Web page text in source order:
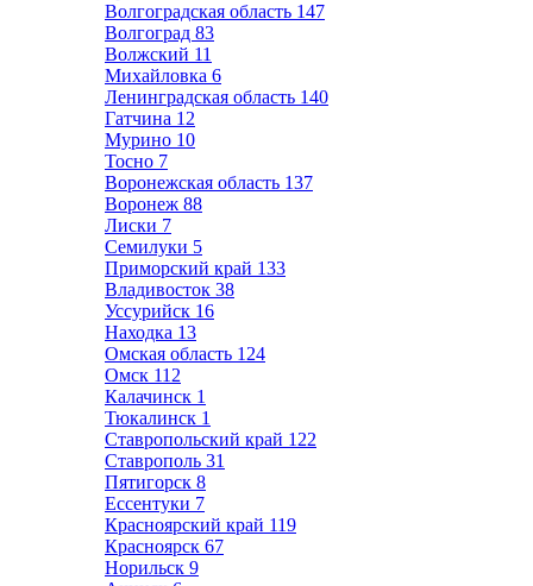
Волгоградская область 147
Волгоград 83
Волжский 11
Михайловка 6
Ленинградская область 140
Гатчина 12
Мурино 10
Тосно 7
Воронежская область 137
Воронеж 88
Лиски 7
Семилуки 5
Приморский край 133
Владивосток 38
Уссурийск 16
Находка 13
Омская область 124
Омск 112
Калачинск 1
Тюкалинск 1
Ставропольский край 122
Ставрополь 31
Пятигорск 8
Ессентуки 7
Красноярский край 119
Красноярск 67
Норильск 9